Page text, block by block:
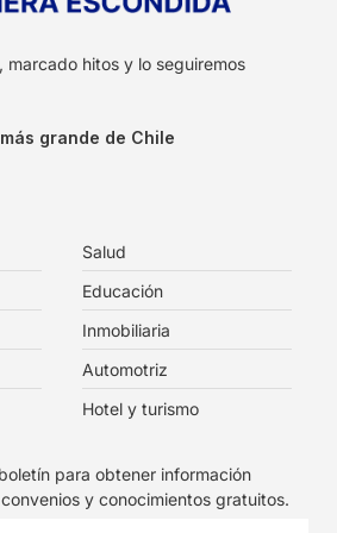
marcado hitos y lo seguiremos
grande de Chile
Salud
Educación
Inmobiliaria
Automotriz
Hotel y turismo
para obtener información
y conocimientos gratuitos.